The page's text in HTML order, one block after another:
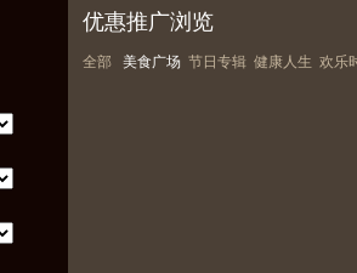
优惠推广浏览
全部 美食广场 节日专辑 健康人生 欢乐